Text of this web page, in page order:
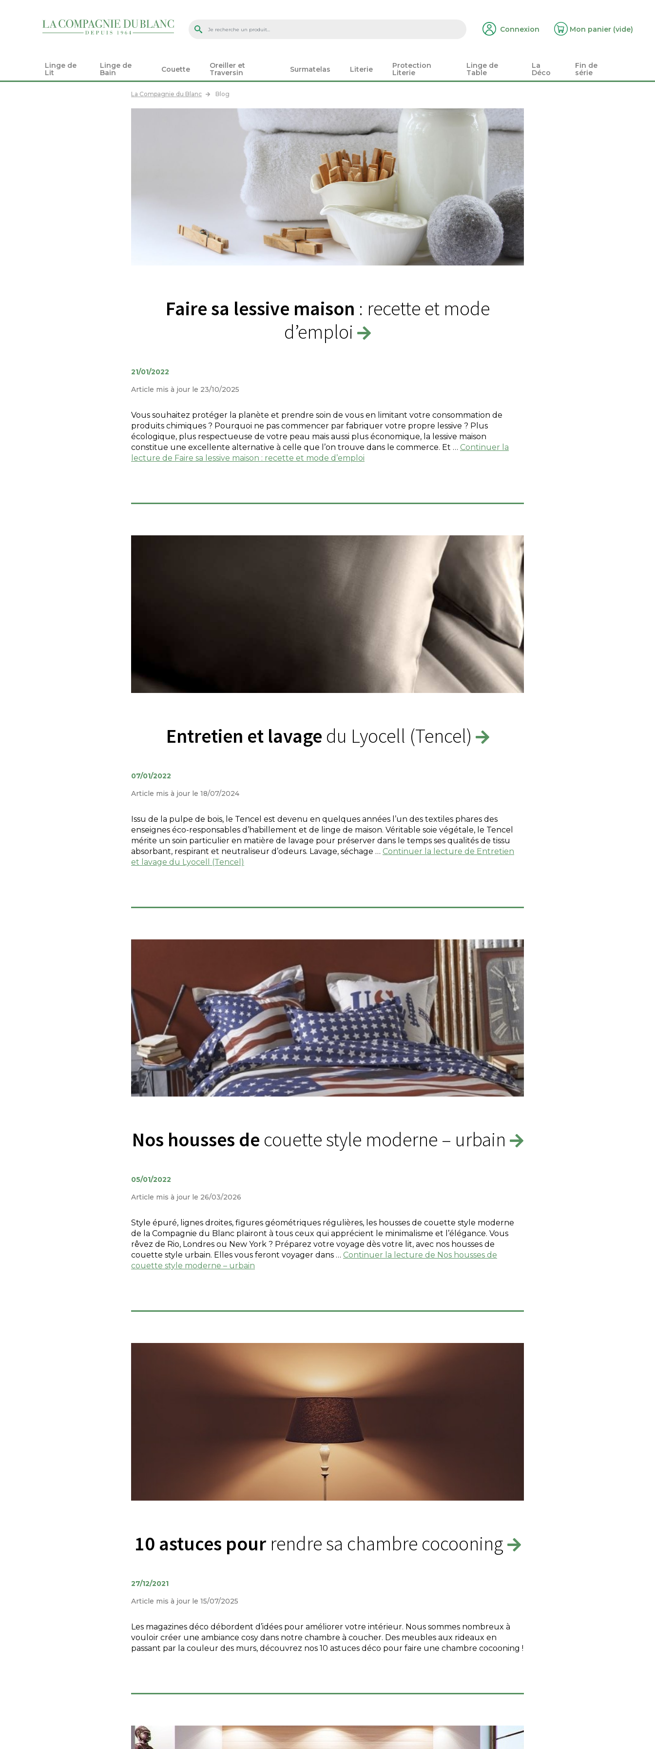
Connexion Mon panier (vide)
Linge de
Lit
Linge de
Bain
Couette
Oreiller et
Traversin
Surmatelas Literie
Protection
Literie
Linge de
Table
La
Déco
Fin de
série
La Compagnie du Blanc Blog
Faire sa lessive maison : recette et mode
d’emploi
21/01/2022
Article mis à jour le 23/10/2025
Vous souhaitez protéger la planète et prendre soin de vous en limitant votre consommation de
produits chimiques ? Pourquoi ne pas commencer par fabriquer votre propre lessive ? Plus
écologique, plus respectueuse de votre peau mais aussi plus économique, la lessive maison
constitue une excellente alternative à celle que l’on trouve dans le commerce. Et … Continuer la
lecture de Faire sa lessive maison : recette et mode d’emploi
Entretien et lavage du Lyocell (Tencel)
07/01/2022
Article mis à jour le 18/07/2024
Issu de la pulpe de bois, le Tencel est devenu en quelques années l’un des textiles phares des
enseignes éco-responsables d’habillement et de linge de maison. Véritable soie végétale, le Tencel
mérite un soin particulier en matière de lavage pour préserver dans le temps ses qualités de tissu
absorbant, respirant et neutraliseur d’odeurs. Lavage, séchage … Continuer la lecture de Entretien
et lavage du Lyocell (Tencel)
Nos housses de couette style moderne – urbain
05/01/2022
Article mis à jour le 26/03/2026
Style épuré, lignes droites, figures géométriques régulières, les housses de couette style moderne
de la Compagnie du Blanc plairont à tous ceux qui apprécient le minimalisme et l’élégance. Vous
rêvez de Rio, Londres ou New York ? Préparez votre voyage dès votre lit, avec nos housses de
couette style urbain. Elles vous feront voyager dans … Continuer la lecture de Nos housses de
couette style moderne – urbain
10 astuces pourrendre sa chambre cocooning
27/12/2021
Article mis à jour le 15/07/2025
Les magazines déco débordent d’idées pour améliorer votre intérieur. Nous sommes nombreux à
vouloir créer une ambiance cosy dans notre chambre à coucher. Des meubles aux rideaux en
passant par la couleur des murs, découvrez nos 10 astuces déco pour faire une chambre cocooning !